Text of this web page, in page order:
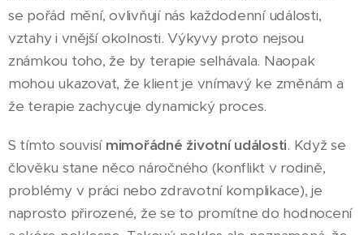
se pořád mění, ovlivňují nás každodenní události,
vztahy i vnější okolnosti. Výkyvy proto nejsou
známkou toho, že by terapie selhávala. Naopak
mohou ukazovat, že klient je vnímavý ke změnám a
že terapie zachycuje dynamický proces.
S tímto souvisí mimořádné životní události. Když se
člověku stane něco náročného (konflikt v rodině,
problémy v práci nebo zdravotní komplikace), je
naprosto přirozené, že se to promítne do hodnocení